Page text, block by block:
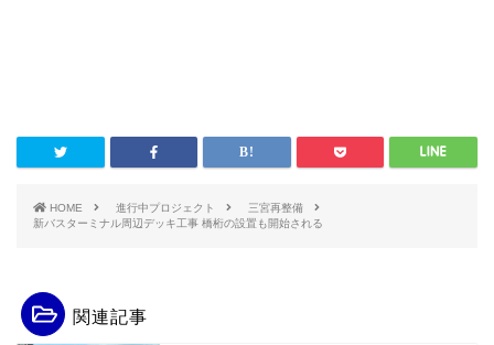
HOME 進行中プロジェクト
三宮再整備
新バスターミナル周辺デッキ工事 橋桁の設置も開始される
関連記事